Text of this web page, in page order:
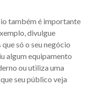
também é importante
divulgue
só o seu negócio
algum equipamento
ou utiliza uma
seu público veja